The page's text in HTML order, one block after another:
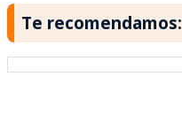
Te recomendamos: